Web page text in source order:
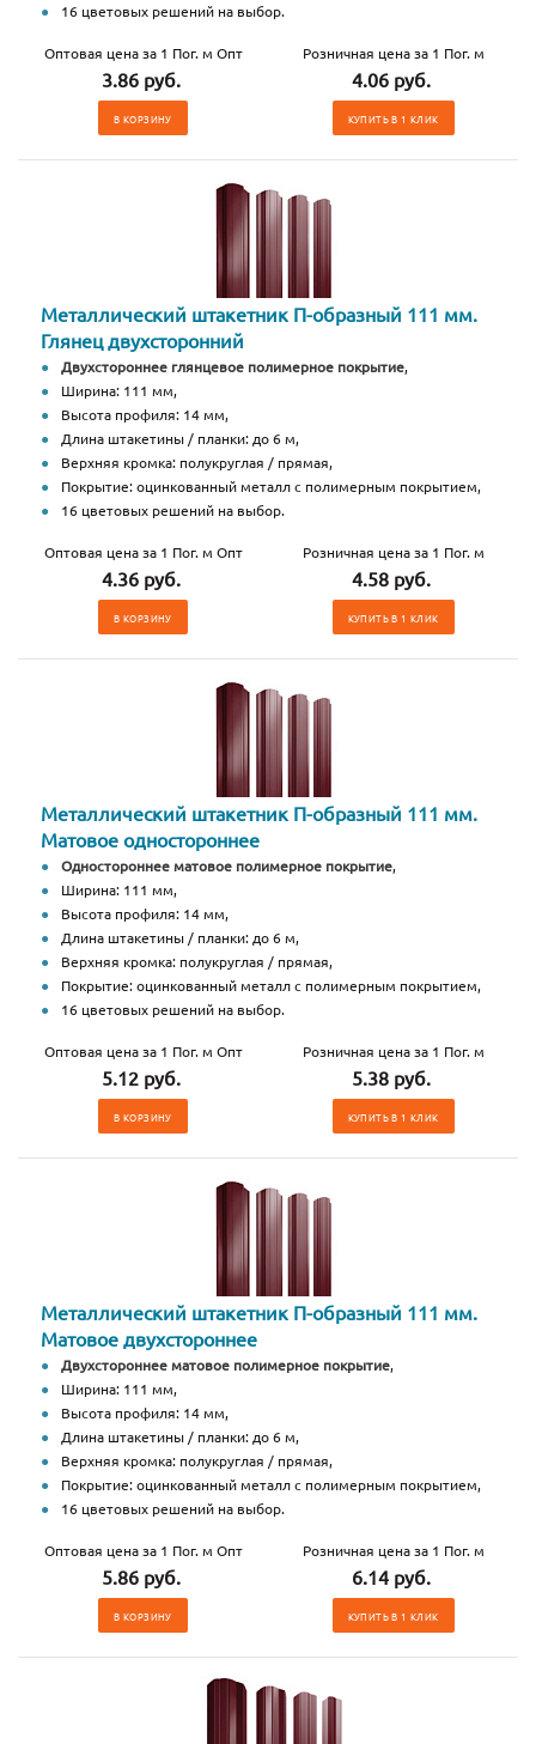
16 цветовых решений на выбор.
Оптовая цена за 1 Пог. м Опт
3.86 руб.
В КОРЗИНУ
Розничная цена за 1 Пог. м
4.06 руб.
КУПИТЬ В 1 КЛИК
Металлический штакетник П-образный 111 мм.
Глянец двухсторонний
Двухстороннее глянцевое полимерное покрытие,
Ширина: 111 мм,
Высота профиля: 14 мм,
Длина штакетины / планки: до 6 м,
Верхняя кромка: полукруглая / прямая,
Покрытие: оцинкованный металл с полимерным покрытием,
16 цветовых решений на выбор.
Оптовая цена за 1 Пог. м Опт
4.36 руб.
В КОРЗИНУ
Розничная цена за 1 Пог. м
4.58 руб.
КУПИТЬ В 1 КЛИК
Металлический штакетник П-образный 111 мм.
Матовое одностороннее
Одностороннее матовое полимерное покрытие,
Ширина: 111 мм,
Высота профиля: 14 мм,
Длина штакетины / планки: до 6 м,
Верхняя кромка: полукруглая / прямая,
Покрытие: оцинкованный металл с полимерным покрытием,
16 цветовых решений на выбор.
Оптовая цена за 1 Пог. м Опт
5.12 руб.
В КОРЗИНУ
Розничная цена за 1 Пог. м
5.38 руб.
КУПИТЬ В 1 КЛИК
Металлический штакетник П-образный 111 мм.
Матовое двухстороннее
Двухстороннее матовое полимерное покрытие,
Ширина: 111 мм,
Высота профиля: 14 мм,
Длина штакетины / планки: до 6 м,
Верхняя кромка: полукруглая / прямая,
Покрытие: оцинкованный металл с полимерным покрытием,
16 цветовых решений на выбор.
Оптовая цена за 1 Пог. м Опт
5.86 руб.
В КОРЗИНУ
Розничная цена за 1 Пог. м
6.14 руб.
КУПИТЬ В 1 КЛИК